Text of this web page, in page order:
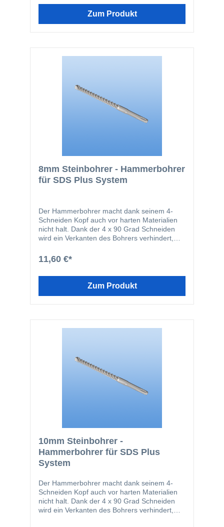
fast alle gängigen Schlagbohrmaschinen mit
Zum Produkt
8mm Steinbohrer - Hammerbohrer
für SDS Plus System
Der Hammerbohrer macht dank seinem 4-
Schneiden Kopf auch vor harten Materialien
nicht halt. Dank der 4 x 90 Grad Schneiden
wird ein Verkanten des Bohrers verhindert,
Schneiden und die 4-spiralige Bohrer
Geometrie wird der Bohrer optimal im
fast alle gängigen Schlagbohrmaschinen mit
11,60 €*
Zum Produkt
10mm Steinbohrer -
Hammerbohrer für SDS Plus
System
Der Hammerbohrer macht dank seinem 4-
Schneiden Kopf auch vor harten Materialien
nicht halt. Dank der 4 x 90 Grad Schneiden
wird ein Verkanten des Bohrers verhindert,